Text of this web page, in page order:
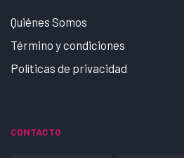
Quiénes Somos
Término y condiciones
Políticas de privacidad
CONTACTO